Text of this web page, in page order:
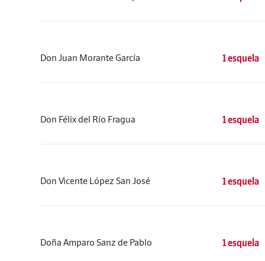
Don Juan Morante García 1 esquela
Don Félix del Río Fragua 1 esquela
Don Vicente López San José 1 esquela
Doña Amparo Sanz de Pablo 1 esquela